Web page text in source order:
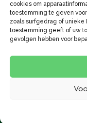
cookies om
toestemming te geven
zoals surfgedrag of unieke
toestemming geeft of uw
gevolgen hebben voor
Algemene
Cookiebeleid
© 2026 Deze